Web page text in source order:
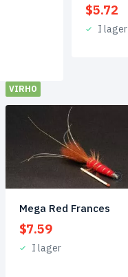
$5.72
I lager
VIRHO
Mega Red Frances
$7.59
I lager